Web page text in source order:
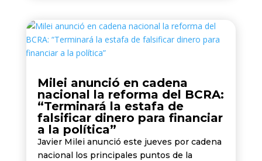
Milei anunció en cadena
nacional la reforma del BCRA:
“Terminará la estafa de
falsificar dinero para financiar
a la política”
Javier Milei anunció este jueves por cadena
nacional los principales puntos de la